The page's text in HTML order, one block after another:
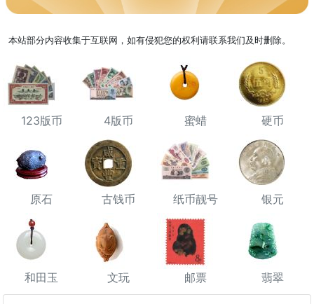
本站部分内容收集于互联网，如有侵犯您的权利请联系我们及时删除。
123版币 4版币 蜜蜡 硬币
原石 古钱币 纸币靓号 银元
和田玉 文玩 邮票 翡翠